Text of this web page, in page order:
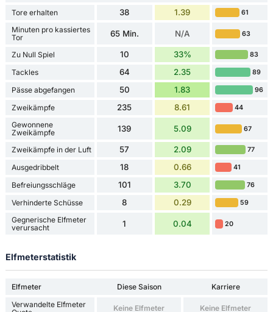
Tore erhalten 38 1.39 61
Minuten pro kassiertes
Tor
65 Min. N/A 63
Zu Null Spiel 10 33% 83
Tackles 64 2.35 89
Pässe abgefangen 50 1.83 96
Zweikämpfe 235 8.61 44
Gewonnene
Zweikämpfe
139 5.09 67
Zweikämpfe in der Luft 57 2.09 77
Ausgedribbelt 18 0.66 41
Befreiungsschläge 101 3.70 76
Verhinderte Schüsse 8 0.29 59
Gegnerische Elfmeter
verursacht
1 0.04 20
Elfmeterstatistik
Elfmeter Diese Saison
Karriere
Verwandelte Elfmeter
Keine Elfmeter Keine Elfmeter